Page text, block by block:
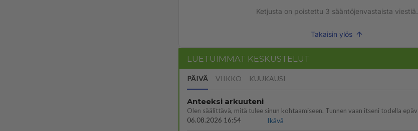
Ketjusta on poistettu 3 sääntöjenvastaista viestiä.
Takaisin ylös
LUETUIMMAT KESKUSTELUT
PÄIVÄ VIIKKO KUUKAUSI
Anteeksi arkuuteni
06.08.2026 16:54
Ikävä